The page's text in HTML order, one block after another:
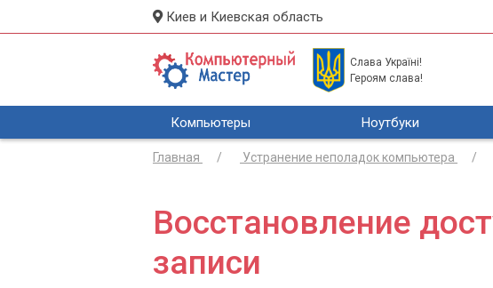
Киев и Киевская область
Слава Україні!
Героям слава!
Компьютеры Ноутбуки
Главная Устранение неполадок компьютера
Восстановление
записи